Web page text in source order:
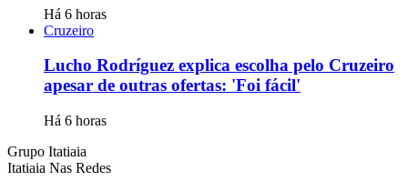
Há 6 horas
Cruzeiro
Lucho Rodríguez explica escolha pelo Cruzeiro
apesar de outras ofertas: 'Foi fácil'
Há 6 horas
Grupo Itatiaia
Itatiaia Nas Redes